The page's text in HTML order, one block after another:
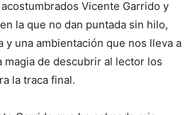
Vicente Garrido y
la que no dan puntada sin hilo,
una ambientación que nos lleva a
de descubrir al lector los
la traca final.